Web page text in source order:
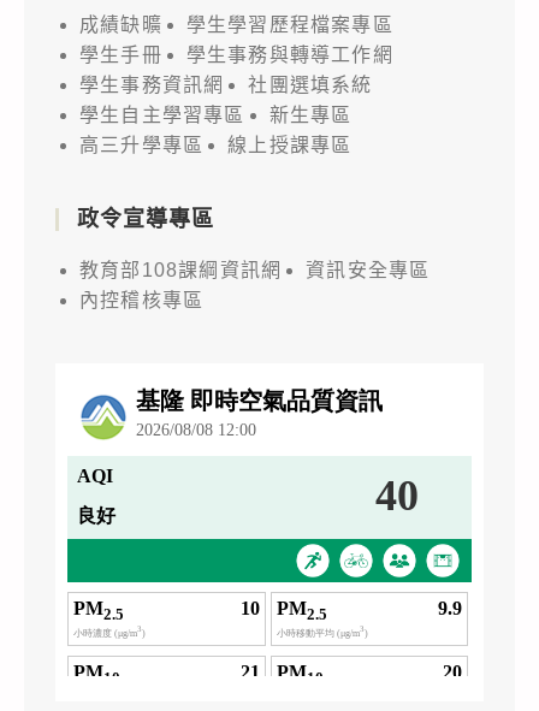
成績缺曠
學生學習歷程檔案專區
學生手冊
學生事務與轉導工作網
學生事務資訊網
社團選填系統
學生自主學習專區
新生專區
高三升學專區
線上授課專區
政令宣導專區
教育部108課綱資訊網
資訊安全專區
內控稽核專區